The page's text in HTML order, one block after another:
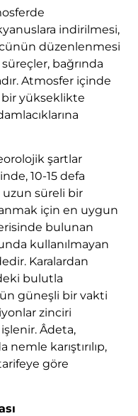
indirilmesi,
düzenlenmesi
bağrında
Atmosfer içinde
yükseklikte
şartlar
10-15 defa
uzun süreli bir
için en uygun
bulunan
kullanılmayan
Karalardan
bulutla
güneşli bir vakti
zinciri
Âdeta,
karıştırılıp,
göre